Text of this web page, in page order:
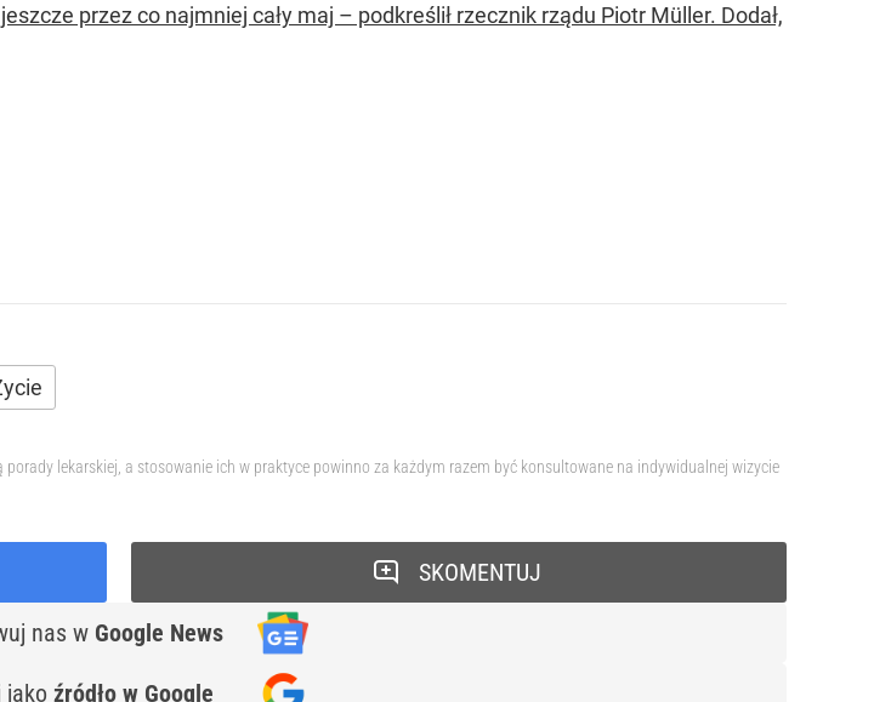
przez co najmniej cały maj – podkreślił rzecznik rządu Piotr Müller. Dodał,
lekarskiej, a stosowanie ich w praktyce powinno za każdym razem być konsultowane na indywidualnej wizycie
nas w Google News
jako źródło w Google
SKOMENTUJ